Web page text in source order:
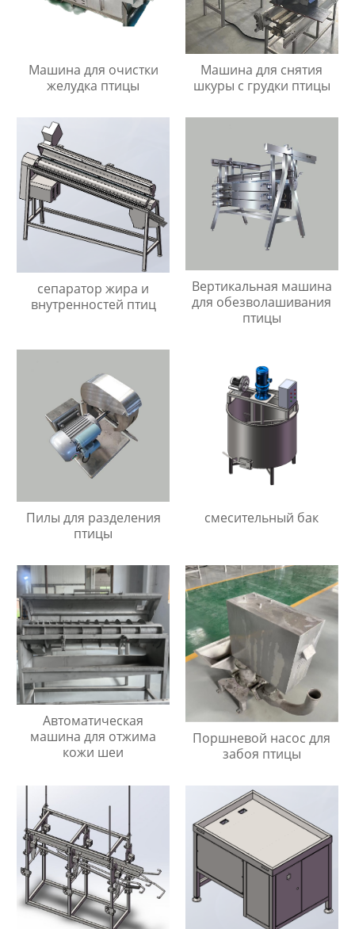
Машина для очистки
желудка птицы
Машина для снятия
шкуры с грудки птицы
сепаратор жира и
внутренностей птиц
Вертикальная машина
для обезволашивания
птицы
Пилы для разделения
птицы
смесительный бак
Автоматическая
машина для отжима
кожи шеи
Поршневой насос для
забоя птицы